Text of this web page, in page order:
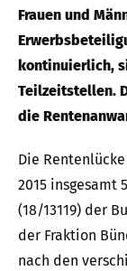
Frauen und
kontinuierlich,
Teilzeitstellen.
die
Die
2015 insgesamt
(18/13119) der
der Fraktion
nach den